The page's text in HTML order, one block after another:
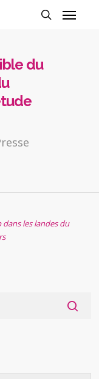
du
dans les landes du